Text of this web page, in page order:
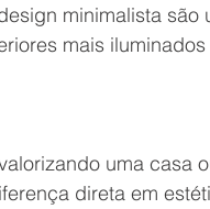
minimalista são
mais
uma casa
direta em